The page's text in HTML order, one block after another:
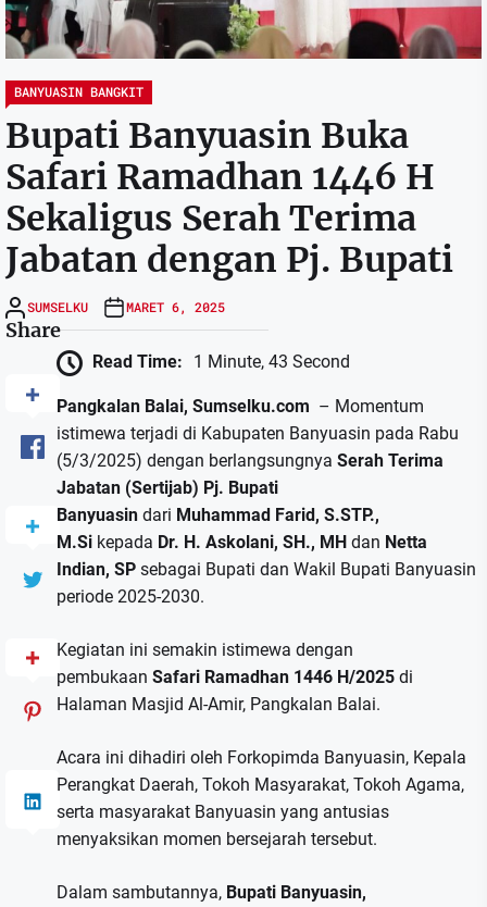
BANYUASIN BANGKIT
Bupati Banyuasin Buka
Safari Ramadhan 1446 H
Sekaligus Serah Terima
Jabatan dengan Pj. Bupati
SUMSELKU MARET 6, 2025
Share
Read Time: 1 Minute, 43 Second
Pangkalan Balai, Sumselku.com – Momentum
istimewa terjadi di Kabupaten Banyuasin pada Rabu
(5/3/2025) dengan berlangsungnya Serah Terima
Jabatan (Sertijab) Pj. Bupati
Banyuasindari Muhammad Farid, S.STP.,
M.Sikepada Dr. H. Askolani, SH., MHdan Netta
Indian, SPsebagai Bupati dan Wakil Bupati Banyuasin
periode 2025-2030.
Kegiatan ini semakin istimewa dengan
pembukaan Safari Ramadhan 1446 H/2025di
Halaman Masjid Al-Amir, Pangkalan Balai.
Acara ini dihadiri oleh Forkopimda Banyuasin, Kepala
Perangkat Daerah, Tokoh Masyarakat, Tokoh Agama,
serta masyarakat Banyuasin yang antusias
menyaksikan momen bersejarah tersebut.
Dalam sambutannya, Bupati Banyuasin,